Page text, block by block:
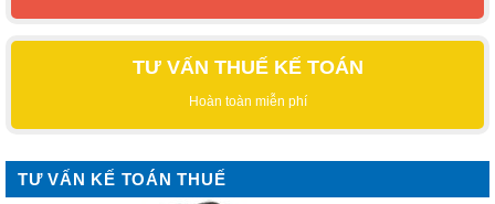
TƯ VẤN THUẾ KẾ TOÁN
Hoàn toàn miễn phí
TƯ VẤN KẾ TOÁN THUẾ